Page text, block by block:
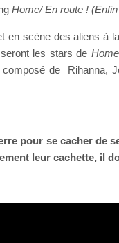
Home/ En route !
en scène des aliens à
les stars de
de Rihanna,
pour se cacher de
leur cachette, il